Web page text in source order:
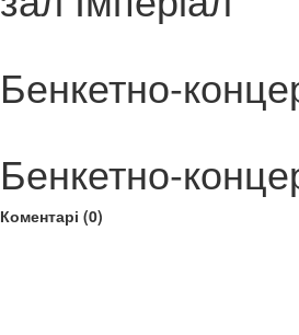
Бенкетно-
Бенкетно-
Коментарі (0)